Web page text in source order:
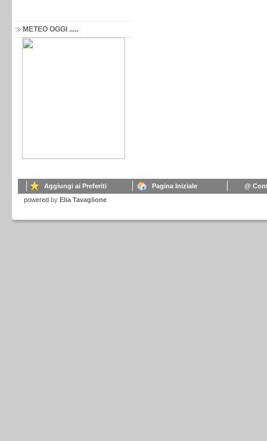
METEO OGGI .....
Aggiungi ai Preferiti Pagina Iniziale
@
powered by Elia Tavaglione